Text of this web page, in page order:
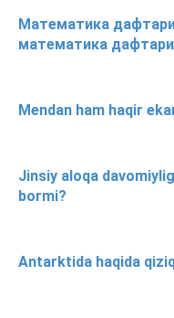
Математика
математика
Mendan ham haqir
Jinsiy aloqa
bormi?
Antarktida haqida